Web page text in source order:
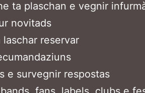
ta plaschan e vegnir
novitads
reservar
e survegnir respostas